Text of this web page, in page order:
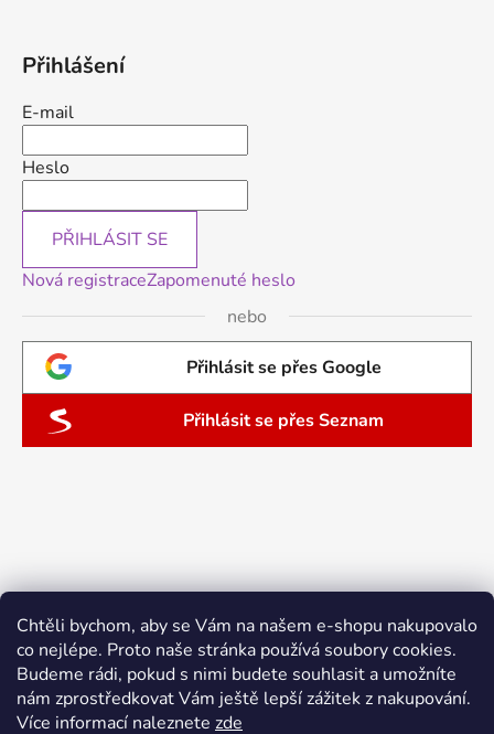
Chtěli bychom, aby se Vám na našem e-shopu nakupovalo
co nejlépe. Proto naše stránka používá soubory cookies.
Budeme rádi, pokud s nimi budete souhlasit a umožníte
nám zprostředkovat Vám ještě lepší zážitek z nakupování.
Více informací naleznete zde
Přihlášení
E-mail
Heslo
PŘIHLÁSIT SE
Nová registraceZapomenuté heslo
nebo
Přihlásit se přes Google
Přihlásit se přes Seznam